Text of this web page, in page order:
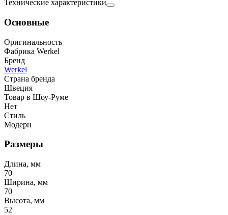
Технические характеристики
Основные
Оригинальность
Фабрика Werkel
Бренд
Werkel
Страна бренда
Швеция
Товар в Шоу-Руме
Нет
Стиль
Модерн
Размеры
Длина, мм
70
Ширина, мм
70
Высота, мм
52